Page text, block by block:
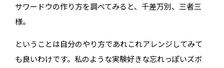
サワードウの作り方を調べてみると、千差万別、三者三
様。
ということは自分のやり方であれこれアレンジしてみて
も良いわけです。私のような実験好きな忘れっぽいズボ